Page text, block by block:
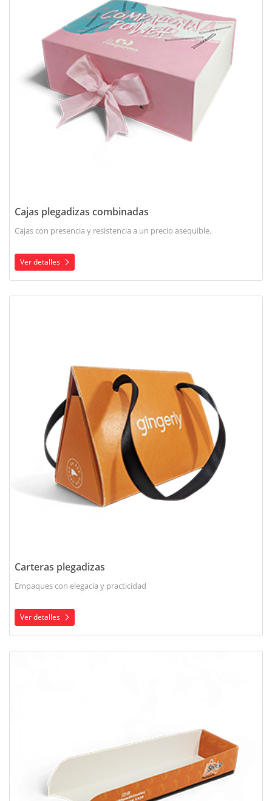
Cajas plegadizas combinadas
Cajas con presencia y resistencia a un precio asequible.
Ver detalles
Carteras plegadizas
Empaques con elegacia y practicidad
Ver detalles